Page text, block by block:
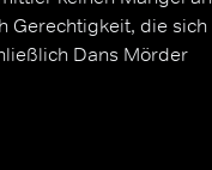
Gerechtigkeit, die sich
Dans Mörder